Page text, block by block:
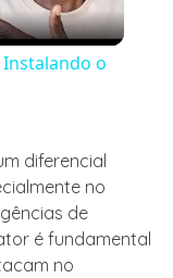
Instalando o
diferencial
no
de
é fundamental
no